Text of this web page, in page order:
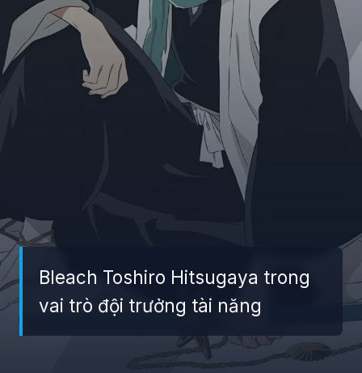
Bleach Toshiro Hitsugaya trong
vai trò đội trưởng tài năng